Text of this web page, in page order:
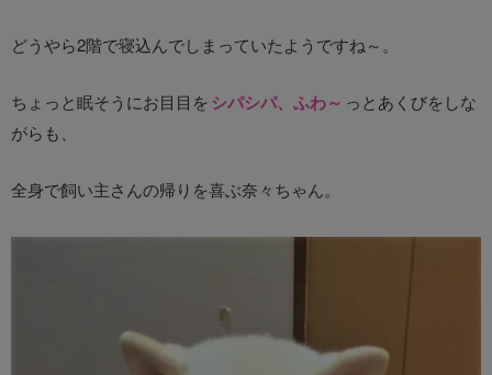
どうやら2階で寝込んでしまっていたようですね～。
ちょっと眠そうにお目目をシパシパ、ふわ～ っとあくびをしな
がらも、
全身で飼い主さんの帰りを喜ぶ奈々ちゃん。